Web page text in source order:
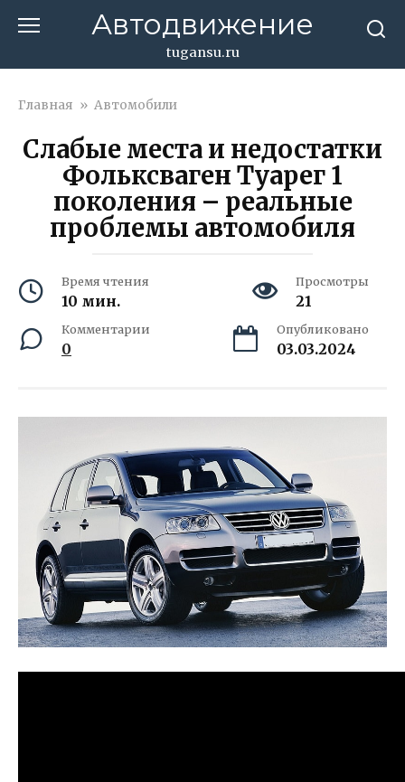
Автодвижение
tugansu.ru
Главная » Автомобили
Слабые места и недостатки
Фольксваген Туарег 1
поколения – реальные
проблемы автомобиля
Время чтения
10 мин.
Просмотры
21
Комментарии
0
Опубликовано
03.03.2024